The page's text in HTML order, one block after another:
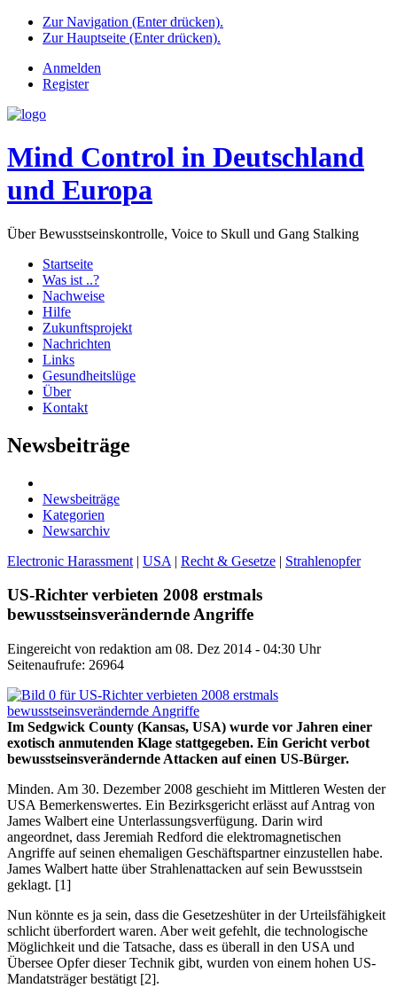
Zur Navigation (Enter drücken).
Zur Hauptseite (Enter drücken).
Anmelden
Register
Mind Control in Deutschland
und Europa
Über Bewusstseinskontrolle, Voice to Skull und Gang Stalking
Startseite
Was ist ..?
Nachweise
Hilfe
Zukunftsprojekt
Nachrichten
Links
Gesundheitslüge
Über
Kontakt
Newsbeiträge
Newsbeiträge
Kategorien
Newsarchiv
Electronic Harassment | USA | Recht & Gesetze | Strahlenopfer
US-Richter verbieten 2008 erstmals
bewusstseinsverändernde Angriffe
Eingereicht von redaktion am 08. Dez 2014 - 04:30 Uhr
Seitenaufrufe: 26964
Im Sedgwick County (Kansas, USA) wurde vor Jahren einer
exotisch anmutenden Klage stattgegeben. Ein Gericht verbot
bewusstseinsverändernde Attacken auf einen US-Bürger.
Minden. Am 30. Dezember 2008 geschieht im Mittleren Westen der
USA Bemerkenswertes. Ein Bezirksgericht erlässt auf Antrag von
James Walbert eine Unterlassungsverfügung. Darin wird
angeordnet, dass Jeremiah Redford die elektromagnetischen
Angriffe auf seinen ehemaligen Geschäftspartner einzustellen habe.
James Walbert hatte über Strahlenattacken auf sein Bewusstsein
geklagt. [1]
Nun könnte es ja sein, dass die Gesetzeshüter in der Urteilsfähigkeit
schlicht überfordert waren. Aber weit gefehlt, die technologische
Möglichkeit und die Tatsache, dass es überall in den USA und
Übersee Opfer dieser Technik gibt, wurden von einem hohen US-
Mandatsträger bestätigt [2].